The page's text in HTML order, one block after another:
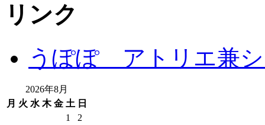
リンク
うぽぽ アトリエ兼
2026年8月
月 火 水 木 金 土 日
1
2